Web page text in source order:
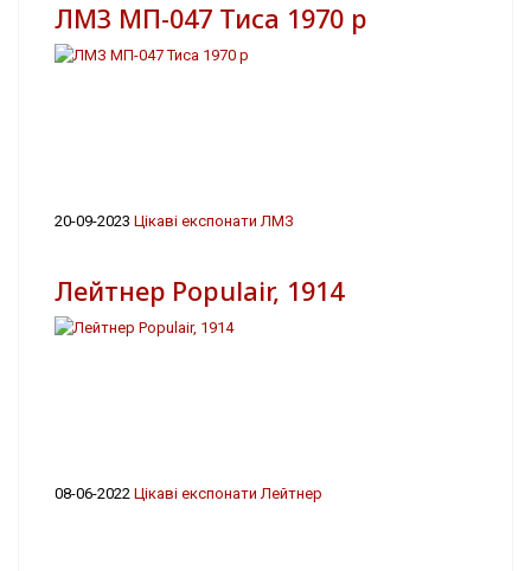
ЛМЗ МП-047 Тиса 1970 р
20-09-2023 Цікаві експонати ЛМЗ
Лейтнер Populair, 1914
08-06-2022 Цікаві експонати Лейтнер